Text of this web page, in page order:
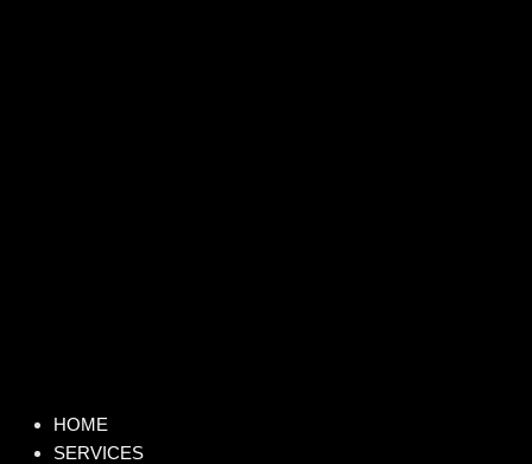
HOME
SERVICES